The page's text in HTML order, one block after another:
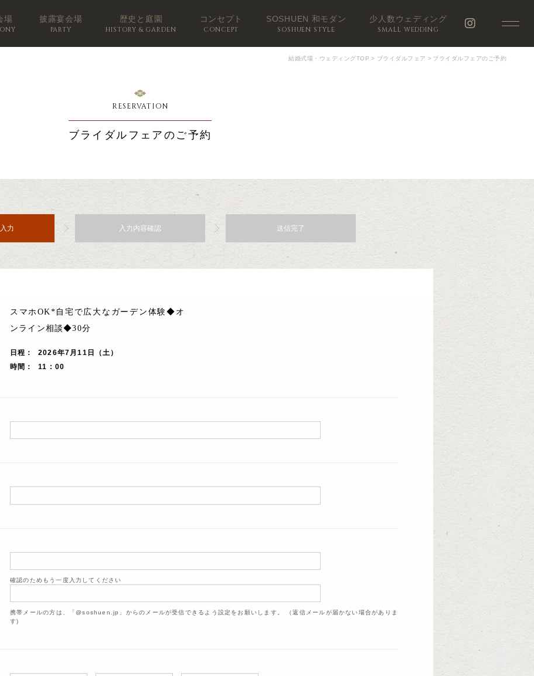
場 披露宴会場
PARTY
歴史と庭園
HISTORY & GARDEN
コンセプト
CONCEPT
SOSHUEN 和モダン
SOSHUEN STYLE
少人数ウェディング
SMALL WEDDING
結婚式場・ウェディングTOP > ブライダルフェア > ブライダルフェアのご予約
RESERVATION
ブライダルフェアのご予約
力 入力内容確認 送信完了
スマホOK*自宅で広大なガーデン体験◆オ
ンライン相談◆30分
日程
2026年7月11日（土）
時間
11 : 00
確認のためもう一度入力してください
携帯メールの方は、「@soshuen.jp」からのメールが受信できるよう設定をお願いします。 （返信メールが届かない場合がありま
す)